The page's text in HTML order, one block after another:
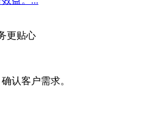
更贴心
认客户需求。